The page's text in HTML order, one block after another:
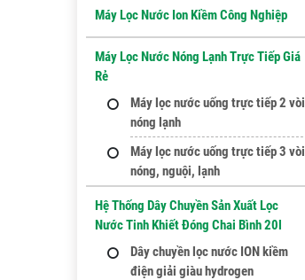
Máy Lọc Nước Ion Kiềm Công Nghiệp
Máy Lọc Nước Nóng Lạnh Trực Tiếp Giá
Rẻ
Máy lọc nước uống trực tiếp 2 vòi
nóng lạnh
Máy lọc nước uống trực tiếp 3 vòi
nóng, nguội, lạnh
Hệ Thống Dây Chuyền Sản Xuất Lọc
Nước Tinh Khiết Đóng Chai Bình 20l
Dây chuyền lọc nước ION kiềm
điện giải giàu hydrogen